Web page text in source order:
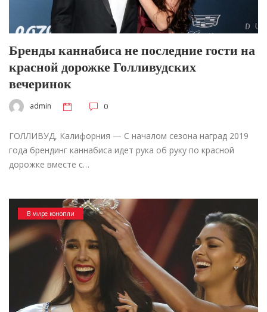
Бренды каннабиса не последние гости на
красной дорожке Голливудских
вечеринок
admin 0
ГОЛЛИВУД, Калифорния — С началом сезона наград 2019
года брендинг каннабиса идет рука об руку по красной
дорожке вместе с…
В мире конопли